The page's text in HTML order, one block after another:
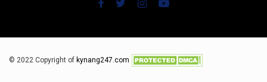
© 2022 Copyright of kynang247.com